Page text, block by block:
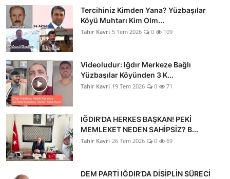
Tercihiniz Kimden Yana? Yüzbaşılar
Köyü Muhtarı Kim Olm...
Tahir Kavri 5 Tem 2026 0 109
Videoludur: Iğdır Merkeze Bağlı
Yüzbaşılar Köyünden 3 K...
Tahir Kavri 19 Tem 2026 0 71
IĞDIR'DA HERKES BAŞKAN! PEKİ
MEMLEKET NEDEN SAHİPSİZ? B...
Tahir Kavri 26 Tem 2026 0 69
DEM PARTİ IĞDIR’DA DİSİPLİN SÜRECİ